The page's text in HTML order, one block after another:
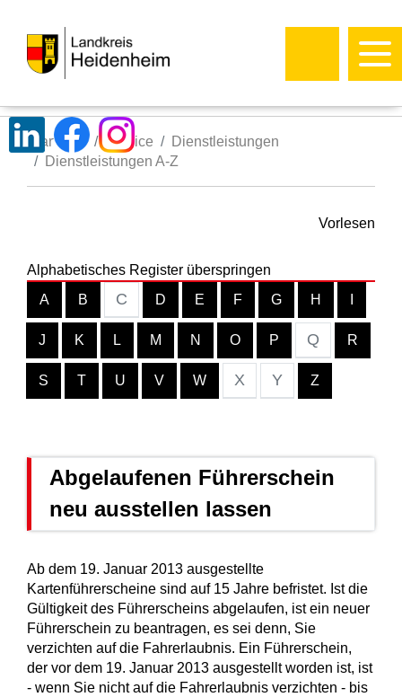
Startseite Service
Dienstleistungen
Dienstleistungen A-Z
Vorlesen
Alphabetisches Register überspringen
A
B C D E F G H
J K L M N O P Q R
S T U V W X Y Z
Abgelaufenen Führerschein
neu ausstellen lassen
Ab dem 19. Januar 2013 ausgestellte
Kartenführerscheine sind auf 15 Jahre befristet. Ist die
Gültigkeit des Führerscheins abgelaufen, ist ein neuer
Führerschein zu beantragen, es sei denn, Sie
verzichten auf die Fahrerlaubnis. Ein Führerschein,
der vor dem 19. Januar 2013 ausgestellt worden ist, ist
- wenn Sie nicht auf die Fahrerlaubnis verzichten - bis